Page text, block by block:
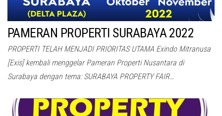
PAMERAN PROPERTI SURABAYA 2022
PROPERTI TELAH MENJADI PRIORITAS UTAMA Exindo Mitranusa
[Exis] kembali menggelar Pameran Properti Nusantara di
Surabaya dengan tema: SURABAYA PROPERTY FAIR…